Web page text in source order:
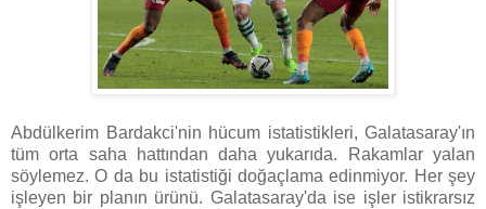
Abdülkerim Bardakci'nin hücum istatistikleri, Galatasaray'ın
tüm orta saha hattından daha yukarıda. Rakamlar yalan
söylemez. O da bu istatistiği doğaçlama edinmiyor. Her şey
işleyen bir planın ürünü. Galatasaray'da ise işler istikrarsız